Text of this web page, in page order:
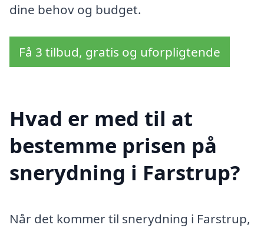
dine behov og budget.
Få 3 tilbud, gratis og uforpligtende
Hvad er med til at
bestemme prisen på
snerydning i Farstrup?
Når det kommer til snerydning i Farstrup,